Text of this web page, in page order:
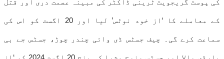
کی پوسٹ گریجویٹ ٹرینی ڈاکٹر کی مبینہ عصمت دری اور قتل
کے معاملے کا ‘از خود نوٹس’ لیا اور 20 اگست کو اس کی
سماعت کرے گی۔ چیف جسٹس ڈی وائی چندر چوڑ، جسٹس جے بی